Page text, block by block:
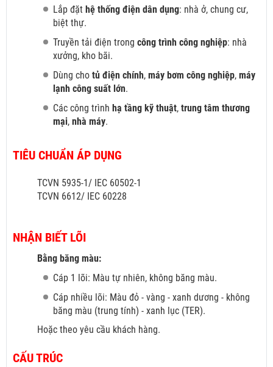
Lắp đặt hệ thống điện dân dụng: nhà ở, chung cư,
biệt thự.
Truyền tải điện trong công trình công nghiệp: nhà
xưởng, kho bãi.
Dùng cho tủ điện chính, máy bơm công nghiệp, máy
lạnh công suất lớn.
Các công trình hạ tầng kỹ thuật, trung tâm thương
mại, nhà máy.
TIÊU CHUẨN ÁP DỤNG
TCVN 5935-1/ IEC 60502-1
TCVN 6612/ IEC 60228
NHẬN BIẾT LÕI
Bằng băng màu:
Cáp 1 lõi: Màu tự nhiên, không băng màu.
Cáp nhiều lõi: Màu đỏ - vàng - xanh dương - không
băng màu (trung tính) - xanh lục (TER).
Hoặc theo yêu cầu khách hàng.
CẤU TRÚC